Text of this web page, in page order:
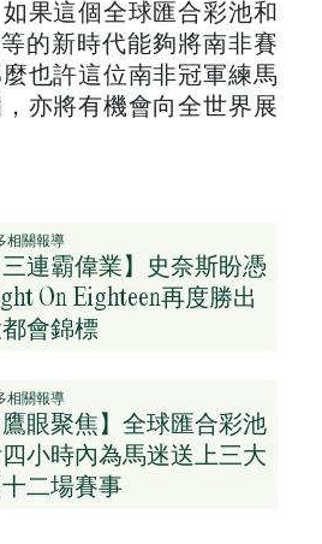
果這個全球匯合彩池和
的新時代能夠將南非賽
也許這位南非冠軍練馬
亦將有機會向全世界展
相關報導
三連霸偉業】史奈斯盼憑
On Eighteen再度勝出
會錦標
相關報導
鷹眼聚焦】全球匯合彩池
小時內為馬迷送上三大
二場賽事